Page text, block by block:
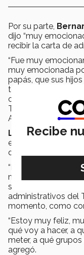
Por su parte,
dijo “muy
recibir la carta de
“Fue muy
muy emocionada
papás, que sus
temeroso porque
ciudad, yo soy de
Torreón. Ahora voy
Alimentarios”.
Litzy Cristina
estudiará Negocios
de Monterrey le
“No me la creo que
matrícula, ya
sentimiento de
administrativos del
momento, como
“Estoy muy feliz,
qué voy a hacer, a
meter, a qué
agregó.
Recibe